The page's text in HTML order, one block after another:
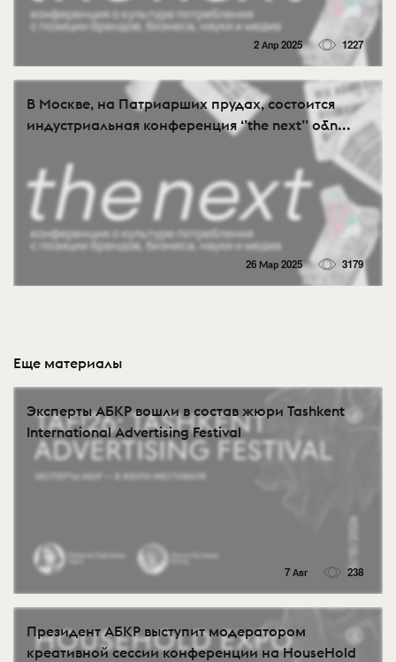
2 Апр 2025 1227
В Москве, на Патриарших прудах, состоится
индустриальная конференция ‘’the next’’ о&n...
26 Мар 2025 3179
Еще материалы
Эксперты АБКР вошли в состав жюри Tashkent
International Advertising Festival
7 Авг 238
Президент АБКР выступит модератором
креативной сессии конференции на HouseHold